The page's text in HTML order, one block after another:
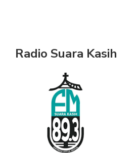
Radio Suara Kasih